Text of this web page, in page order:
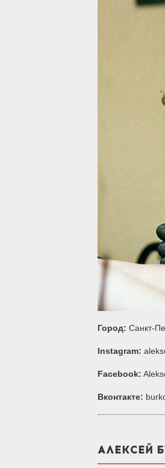
Город: Санкт-
Instagram:
Facebook:
Вконтакте:
АЛЕКСЕЙ